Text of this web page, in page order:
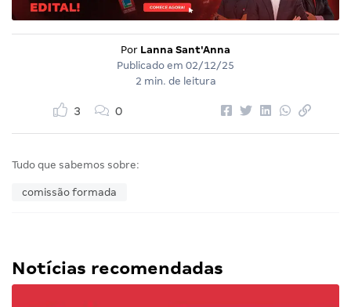
Por Lanna Sant'Anna
Publicado em 02/12/25
2 min. de leitura
3 0
Tudo que sabemos sobre:
comissão formada
Notícias recomendadas